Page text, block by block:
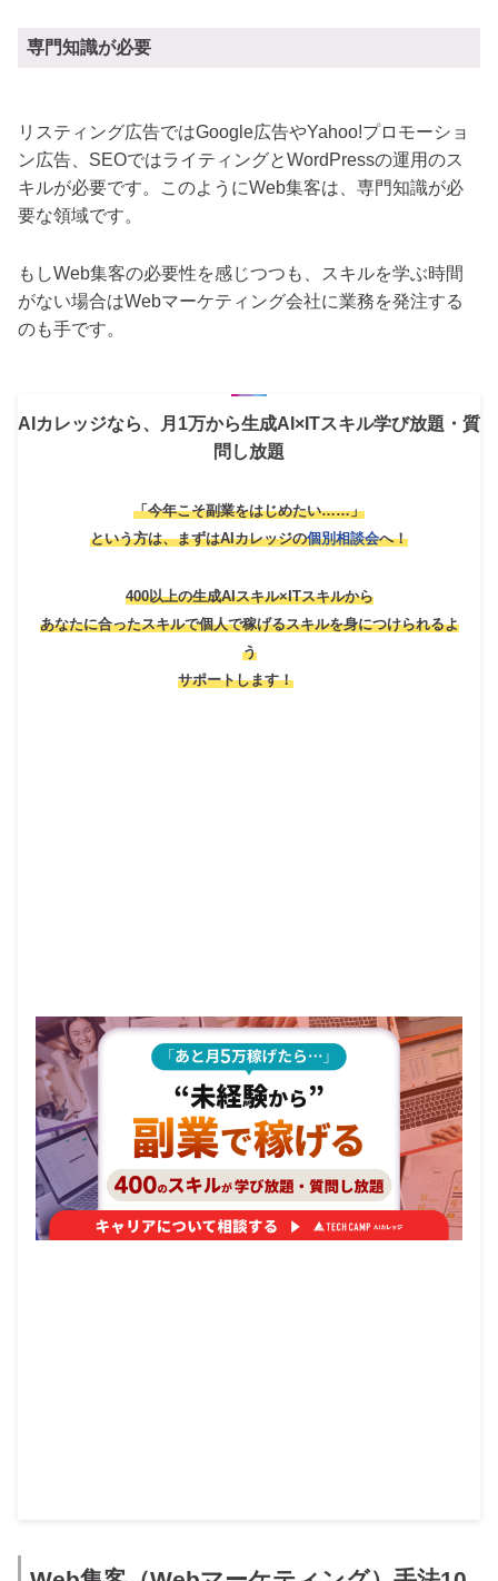
専門知識が必要
リスティング広告ではGoogle広告やYahoo!プロモーショ
ン広告、SEOではライティングとWordPressの運用のス
キルが必要です。このようにWeb集客は、専門知識が必
要な領域です。
もしWeb集客の必要性を感じつつも、スキルを学ぶ時間
がない場合はWebマーケティング会社に業務を発注する
のも手です。
AIカレッジなら、月1万から生成AI×ITスキル学び放題・質
問し放題
「今年こそ副業をはじめたい……」
という方は、まずはAIカレッジの個別相談会へ！
400以上の生成AIスキル×ITスキルから
あなたに合ったスキルで個人で稼げるスキルを身につけられるよ
う
サポートします！